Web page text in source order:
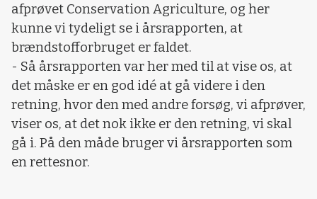
afprøvet Conservation Agriculture, og her
kunne vi tydeligt se i årsrapporten, at
brændstofforbruget er faldet.
- Så årsrapporten var her med til at vise os, at
det måske er en god idé at gå videre i den
retning, hvor den med andre forsøg, vi afprøver,
viser os, at det nok ikke er den retning, vi skal
gå i. På den måde bruger vi årsrapporten som
en rettesnor.